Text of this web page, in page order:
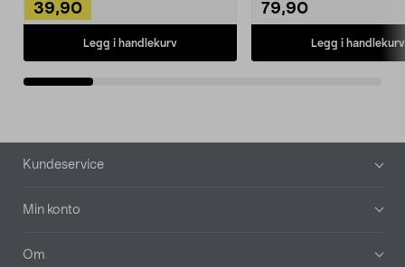
39,90
Legg i handlekurv
79,90
Legg i handlekurv
Bunntekst
Kundeservice
Min konto
Om